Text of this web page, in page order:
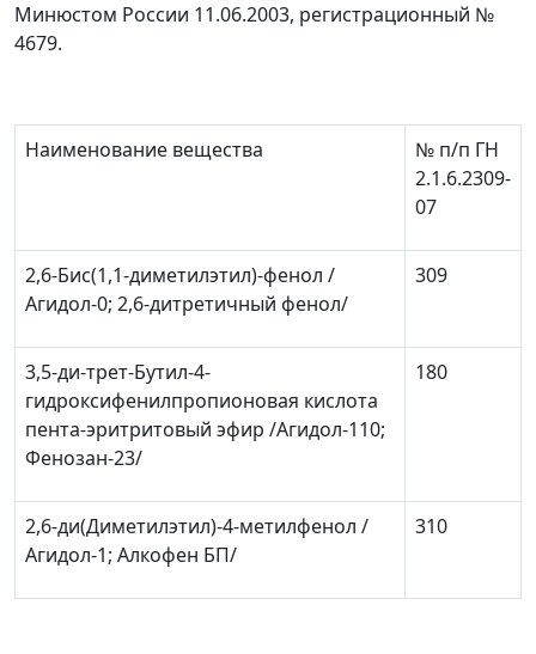
Минюстом России 11.06.2003, регистрационный №
4679.
Наименование вещества
№ п/п ГН
2.1.6.2309-
07
2,6-Бис(1,1-диметилэтил)-фенол /
Агидол-0; 2,6-дитретичный фенол/
309
3,5-ди-трет-Бутил-4-
гидроксифенилпропионовая кислота
пента-эритритовый эфир /Агидол-110;
Фенозан-23/
180
2,6-ди(Диметилэтил)-4-метилфенол /
Агидол-1; Алкофен БП/
310